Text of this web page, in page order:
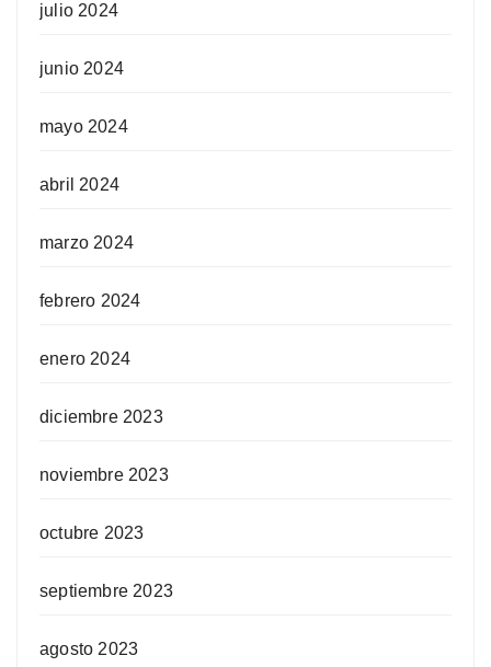
julio 2024
junio 2024
mayo 2024
abril 2024
marzo 2024
febrero 2024
enero 2024
diciembre 2023
noviembre 2023
octubre 2023
septiembre 2023
agosto 2023